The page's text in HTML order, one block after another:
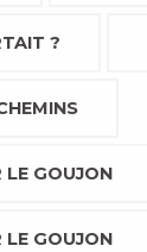
?
LE GOUJON
LE GOUJON